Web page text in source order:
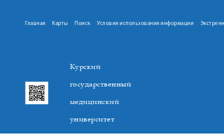
Главная Карты Поиск Условия использования информации
Курский
государственный
медицинский
университет